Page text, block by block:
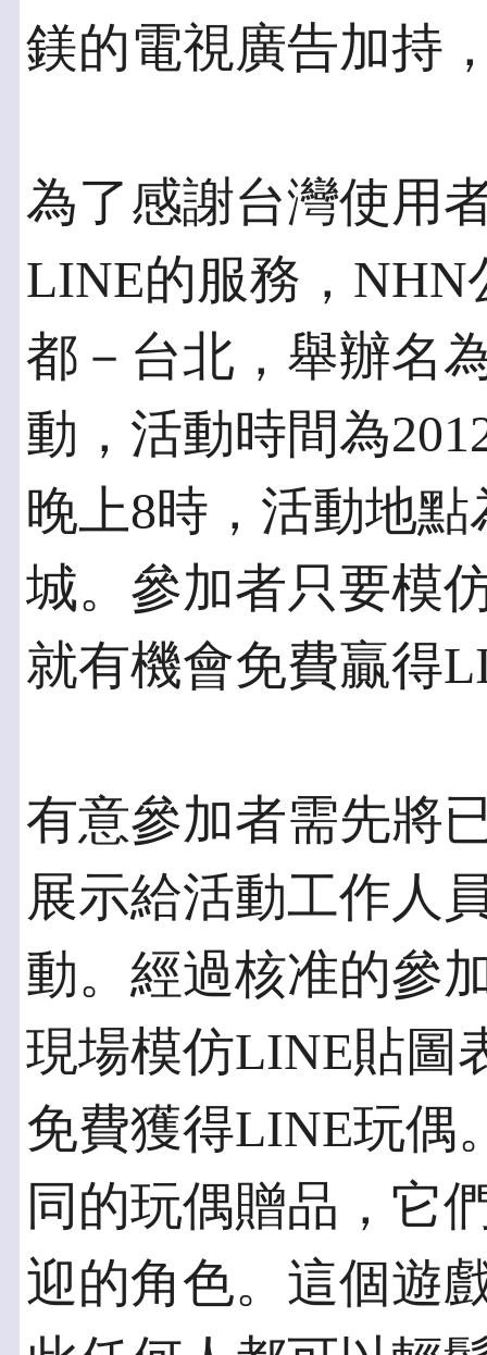
鎂的電視廣告加持
為了感謝台灣使用
LINE的服務，
都－台北，舉辦名
動，活動時間為
晚上8時，活動地
城。參加者只要模
就有機會免費贏得
有意參加者需先將
展示給活動工作人
動。經過核准的參
現場模仿LINE貼圖
免費獲得LINE玩偶
同的玩偶贈品，它
迎的角色。這個遊